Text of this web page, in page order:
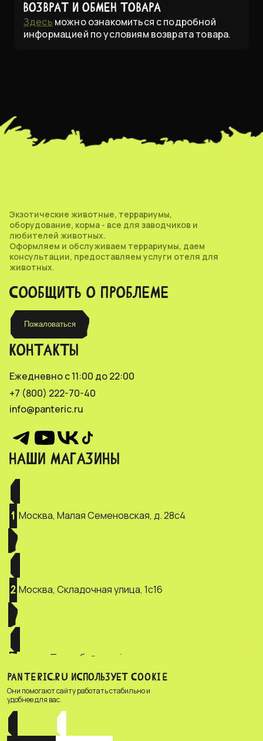
Возврат и обмен товара
Здесь можно ознакомиться с подробной
информацией по условиям возврата товара.
Экзотические животные, террариумы,
оборудование, корма - все для заводчиков и
любителей животных.
Оформляем и обслуживаем террариумы, даем
консультации, предоставляем услуги отеля для
животных.
СООБЩИТЬ О ПРОБЛЕМЕ
Пожаловаться
НАШИ МАГАЗИНЫ
1 Москва, Малая Семеновская, д. 28с4
2 Москва, Складочная улица, 1с16
Санкт-Петербург, ул. Зверинская, д.
2/5
КОНТАКТЫ
Ежедневно с 11:00 до 22:00
+7 (800) 222-70-40
info@panteric.ru
PANTERIC.RU ИСПОЛЬЗУЕТ COOKIE
Они помогают сайту работать стабильно и
удобнее для вас.